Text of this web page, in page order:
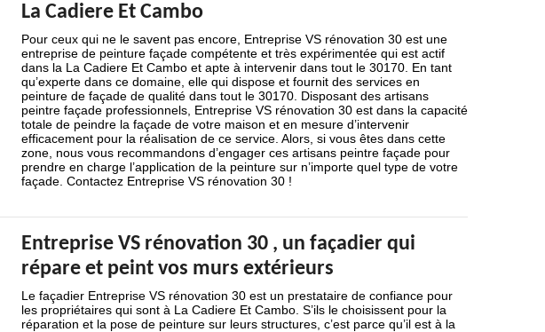
La Cadiere Et Cambo
Pour ceux qui ne le savent pas encore, Entreprise VS rénovation 30 est une
entreprise de peinture façade compétente et très expérimentée qui est actif
dans la La Cadiere Et Cambo et apte à intervenir dans tout le 30170. En tant
qu’experte dans ce domaine, elle qui dispose et fournit des services en
peinture de façade de qualité dans tout le 30170. Disposant des artisans
peintre façade professionnels, Entreprise VS rénovation 30 est dans la capacité
totale de peindre la façade de votre maison et en mesure d’intervenir
efficacement pour la réalisation de ce service. Alors, si vous êtes dans cette
zone, nous vous recommandons d’engager ces artisans peintre façade pour
prendre en charge l’application de la peinture sur n’importe quel type de votre
façade. Contactez Entreprise VS rénovation 30 !
Entreprise VS rénovation 30 , un façadier qui
répare et peint vos murs extérieurs
Le façadier Entreprise VS rénovation 30 est un prestataire de confiance pour
les propriétaires qui sont à La Cadiere Et Cambo. S’ils le choisissent pour la
réparation et la pose de peinture sur leurs structures, c’est parce qu’il est à la